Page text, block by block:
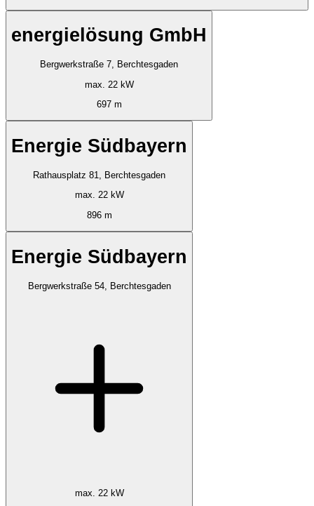
energielösung GmbH
Bergwerkstraße 7, Berchtesgaden
max. 22 kW
697 m
Energie Südbayern
Rathausplatz 81, Berchtesgaden
max. 22 kW
896 m
Energie Südbayern
Bergwerkstraße 54, Berchtesgaden
max. 22 kW